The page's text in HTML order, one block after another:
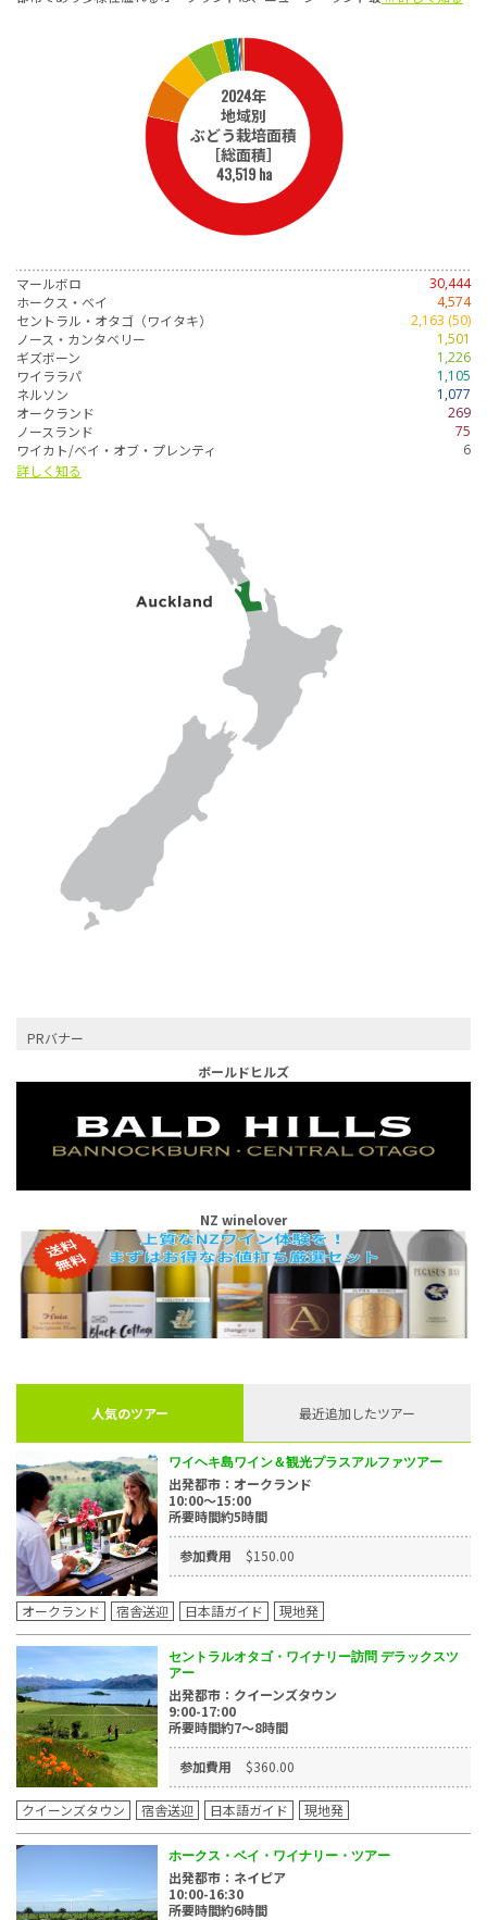
2024年
地域別
ぶどう栽培面積
［総面積］
43,519 ha
マールボロ
30,444
ホークス・ベイ
4,574
セントラル・オタゴ（ワイタキ）
2,163 (50)
ノース・カンタベリー
1,501
ギズボーン
1,226
ワイララパ
1,105
ネルソン
1,077
オークランド
269
ノースランド
75
ワイカト/ベイ・オブ・プレンティ
6
詳しく知る
PRバナー
ボールドヒルズ
NZ winelover
人気のツアー 最近追加したツアー
ワイヘキ島ワイン＆観光プラスアルファツアー
出発都市：オークランド
10:00～15:00
所要時間約5時間
参加費用 $150.00
オークランド 宿舎送迎 日本語ガイド 現地発
セントラルオタゴ・ワイナリー訪問 デラックスツ
アー
出発都市：クイーンズタウン
9:00-17:00
所要時間約7～8時間
参加費用 $360.00
クイーンズタウン 宿舎送迎 日本語ガイド 現地発
ホークス・ベイ・ワイナリー・ツアー
出発都市：ネイピア
10:00-16:30
所要時間約6時間